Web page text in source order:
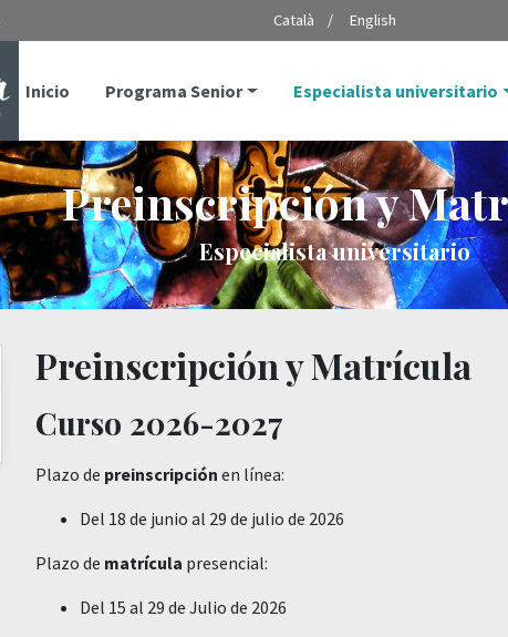
Català English
Inicio Programa Senior Especialista universitario
Preinscripción y
Especialista universitario
Preinscripción y Matrícula
Curso 2026-2027
Plazo de preinscripción en línea:
Del 18 de junio al 29 de julio de 2026
Plazo de matrícula presencial:
Del 15 al 29 de Julio de 2026